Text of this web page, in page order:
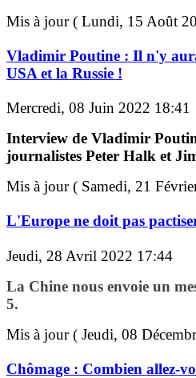
Mis à jour ( Lundi, 15 Août
Vladimir Poutine : Il n'y
USA et la Russie !
Mercredi, 08 Juin 2022 18:41
Interview de Vladimir
journalistes Peter Halk et
Mis à jour ( Samedi, 21
L'Europe ne doit pas
Jeudi, 28 Avril 2022 17:44
La Chine nous envoie un
5.
Mis à jour ( Jeudi, 08
Chômage : Combien allez-